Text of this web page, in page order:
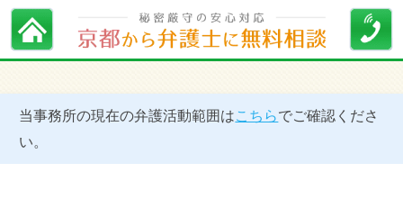
当事務所の現在の弁護活動範囲はこちらでご確認くださ
い。